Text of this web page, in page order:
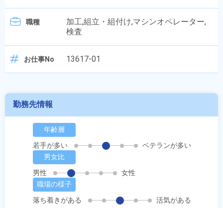
職種
加工,組立・組付け,マシンオペレーター,
検査
お仕事No 13617-01
勤務先情報
年齢層
若手が多い
ベテランが多い
男女比
男性
女性
職場の様子
落ち着きがある
活気がある